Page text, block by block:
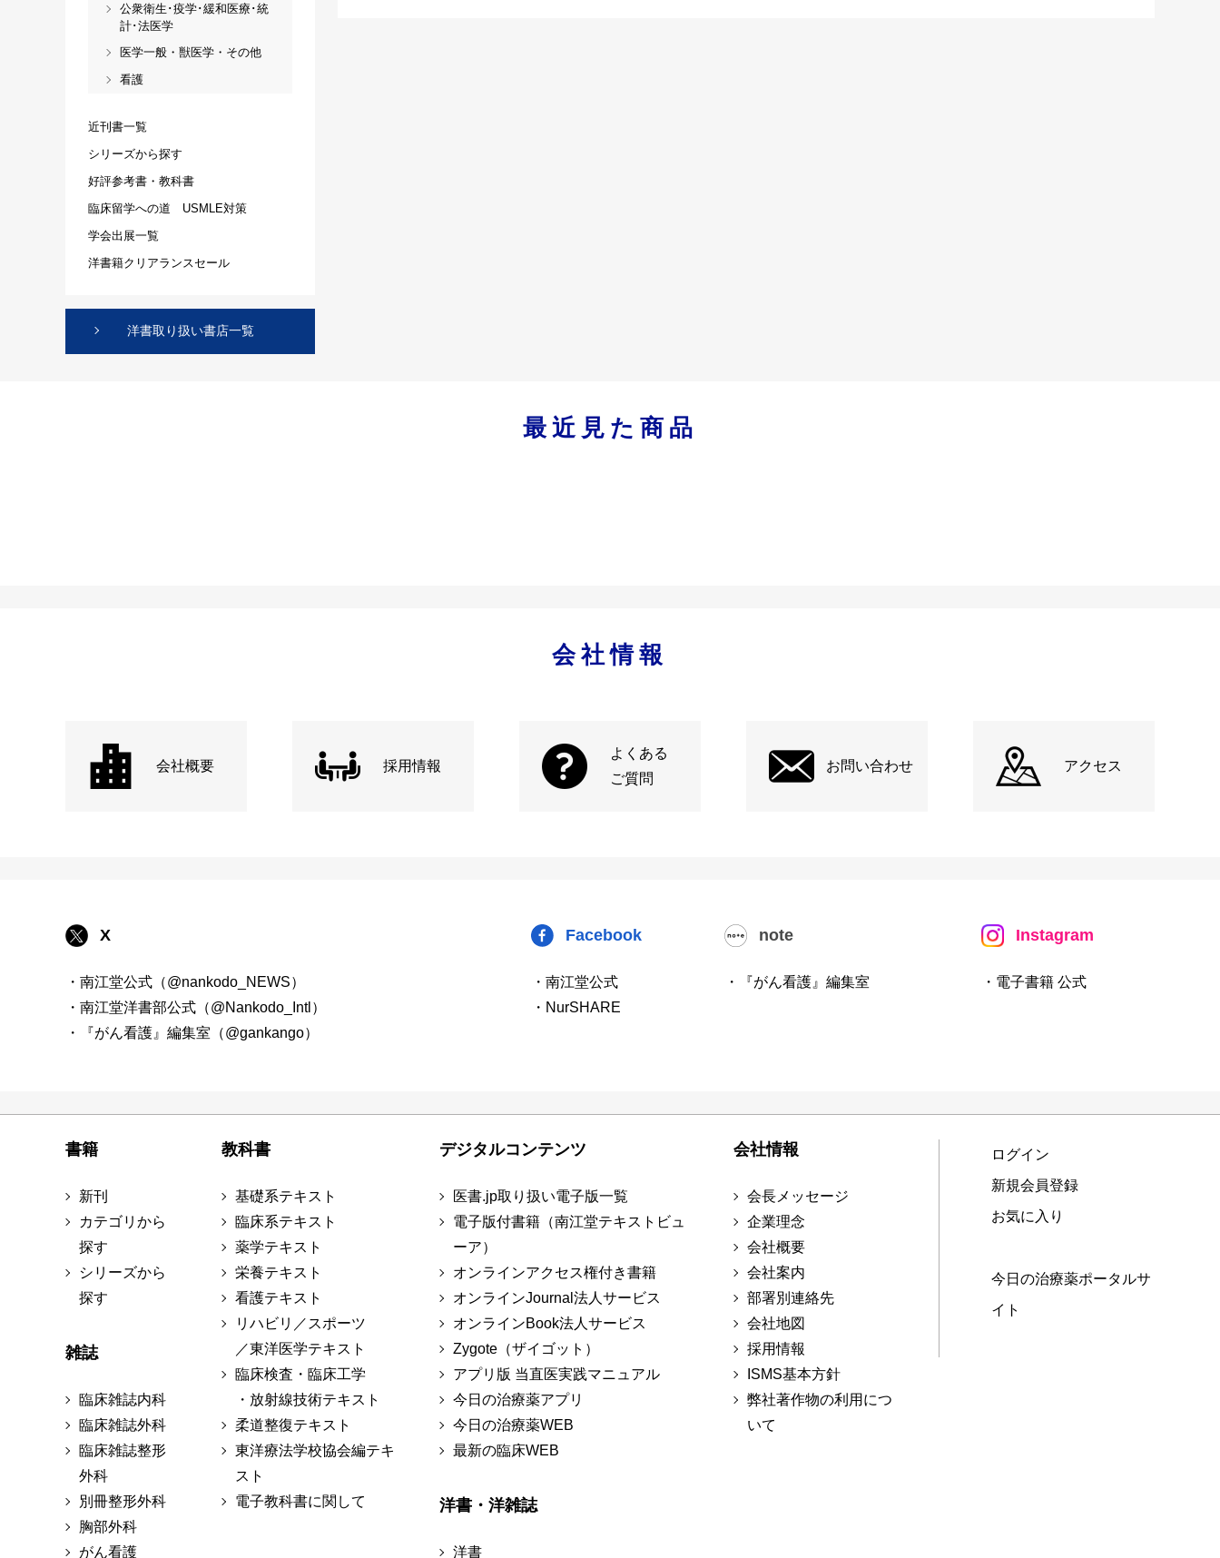
公衆衛生･疫学･緩和医療･統
計･法医学
医学一般・獣医学・その他
看護
近刊書一覧
シリーズから探す
好評参考書・教科書
臨床留学への道 USMLE対策
学会出展一覧
洋書籍クリアランスセール
洋書取り扱い書店一覧
最近見た商品
会社情報
会社概要 採用情報
よくある
ご質問
お問い合わせ アクセス
X
・南江堂公式（@nankodo_NEWS）
・南江堂洋書部公式（@Nankodo_Intl）
・『がん看護』編集室（@gankango）
Facebook
・南江堂公式
・NurSHARE
note
・『がん看護』編集室
Instagram
・電子書籍 公式
書籍
新刊
カテゴリから
探す
シリーズから
探す
雑誌
臨床雑誌内科
臨床雑誌外科
臨床雑誌整形
外科
別冊整形外科
胸部外科
がん看護
教科書
基礎系テキスト
臨床系テキスト
薬学テキスト
栄養テキスト
看護テキスト
リハビリ／スポーツ
／東洋医学テキスト
臨床検査・臨床工学
・放射線技術テキスト
柔道整復テキスト
東洋療法学校協会編テキ
スト
電子教科書に関して
デジタルコンテンツ
医書.jp取り扱い電子版一覧
電子版付書籍（南江堂テキストビュ
ーア）
オンラインアクセス権付き書籍
オンラインJournal法人サービス
オンラインBook法人サービス
Zygote（ザイゴット）
アプリ版 当直医実践マニュアル
今日の治療薬アプリ
今日の治療薬WEB
最新の臨床WEB
洋書・洋雑誌
洋書
会社情報
会長メッセージ
企業理念
会社概要
会社案内
部署別連絡先
会社地図
採用情報
ISMS基本方針
弊社著作物の利用につ
いて
ログイン
新規会員登録
お気に入り
今日の治療薬ポータルサ
イト